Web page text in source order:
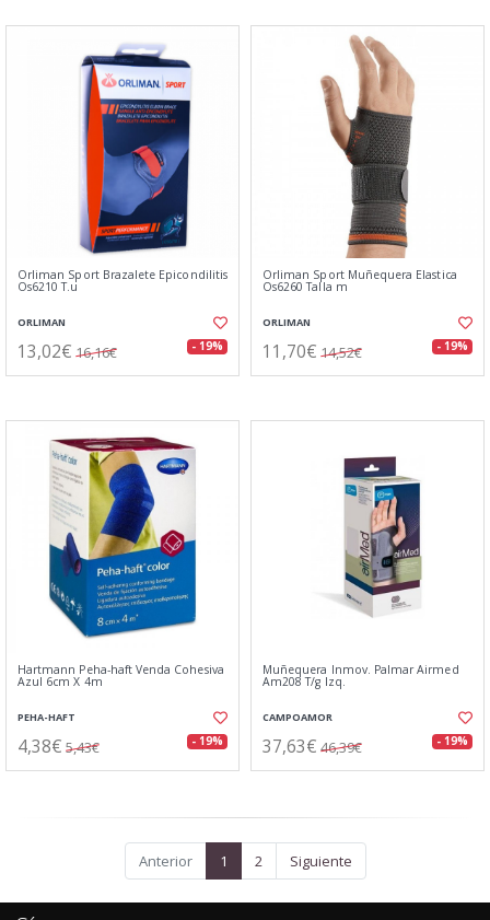
Orliman Sport Brazalete Epicondilitis
Os6210 T.u
ORLIMAN
13,02€ 16,16€ - 19%
Orliman Sport Muñequera Elastica
Os6260 Talla m
ORLIMAN
11,70€ 14,52€ - 19%
Hartmann Peha-haft Venda Cohesiva
Azul 6cm X 4m
PEHA-HAFT
4,38€ 5,43€ - 19%
Muñequera Inmov. Palmar Airmed
Am208 T/g Izq.
CAMPOAMOR
37,63€ 46,39€ - 19%
Anterior 1 2 Siguiente